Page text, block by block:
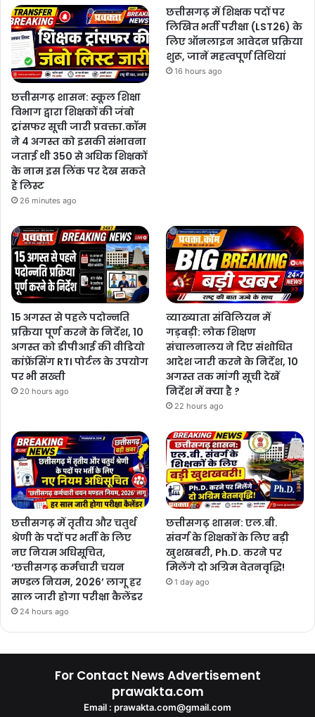
छत्तीसगढ़ शासन: स्कूल शिक्षा
विभाग द्वारा शिक्षकों की जंबो
ट्रांसफर सूची जारी प्रवक्ता.कॉम
ने 4 अगस्त को इसकी संभावना
जताई थी 350 से अधिक शिक्षकों
के नाम इस लिंक पर देख सकते
हैं लिस्ट
26 minutes ago
छत्तीसगढ़ में शिक्षक पदों पर
लिखित भर्ती परीक्षा (LST26) के
लिए ऑनलाइन आवेदन प्रक्रिया
शुरू, जानें महत्वपूर्ण तिथियां
16 hours ago
15 अगस्त से पहले पदोन्नति
प्रक्रिया पूर्ण करने के निर्देश, 10
अगस्त को डीपीआई की वीडियो
कांफ्रेंसिंग RTI पोर्टल के उपयोग
पर भी सख्ती
20 hours ago
व्याख्याता संविलियन में
गड़बड़ी: लोक शिक्षण
संचालनालय ने दिए संशोधित
आदेश जारी करने के निर्देश, 10
अगस्त तक मांगी सूची देखें
निर्देश में क्या है ?
22 hours ago
छत्तीसगढ़ में तृतीय और चतुर्थ
श्रेणी के पदों पर भर्ती के लिए
नए नियम अधिसूचित,
‘छत्तीसगढ़ कर्मचारी चयन
मण्डल नियम, 2026’ लागू हर
साल जारी होगा परीक्षा कैलेंडर
24 hours ago
छत्तीसगढ़ शासन: एल.बी.
संवर्ग के शिक्षकों के लिए बड़ी
खुशखबरी, Ph.D. करने पर
मिलेंगे दो अग्रिम वेतनवृद्धि!
1 day ago
For Contact News Advertisement
prawakta.com
Email : prawakta.com@gmail.com